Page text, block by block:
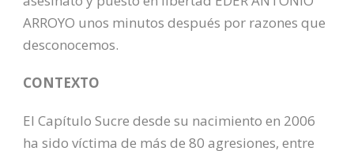
ARROYO unos minutos después por razones que
desconocemos.
CONTEXTO
El Capítulo Sucre desde su nacimiento en 2006
ha sido víctima de más de 80 agresiones, entre